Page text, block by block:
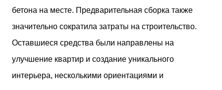
бетона на месте. Предварительная сборка также
значительно сократила затраты на строительство.
Оставшиеся средства были направлены на
улучшение квартир и создание уникального
интерьера, несколькими ориентациями и